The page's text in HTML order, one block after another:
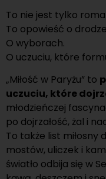
To nie jest tylko
To opowieść o
O wyborach.
O uczuciu, które
„Miłość w Paryżu” to
uczuciu, które
młodzieńczej
po dojrzałość, żal i
To także list miłosny
mostów, uliczek i
światło odbija się w